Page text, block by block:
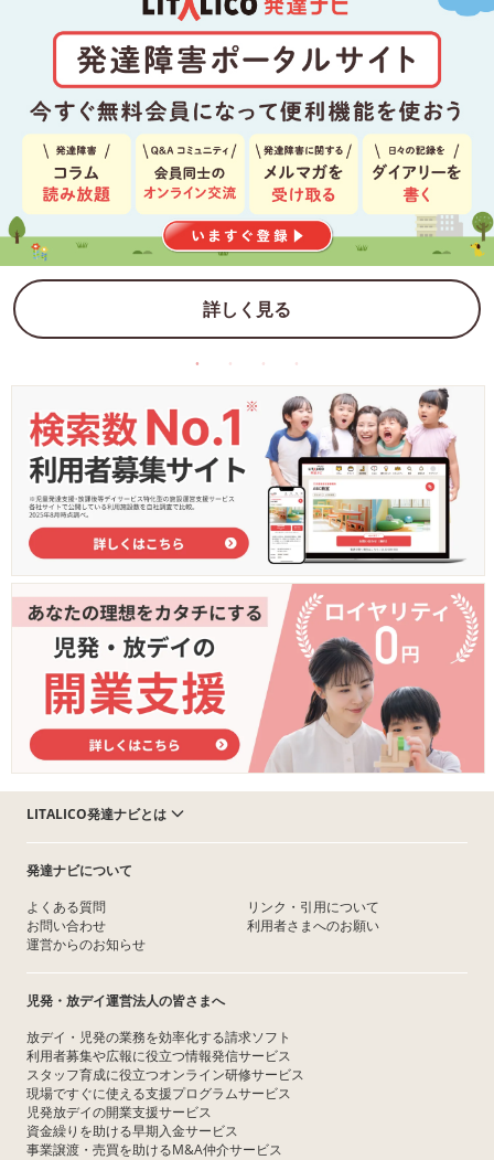
詳しく見る
LITALICO発達ナビとは
発達ナビについて
よくある質問
お問い合わせ
運営からのお知らせ
リンク・引用について
利用者さまへのお願い
児発・放デイ運営法人の皆さまへ
放デイ・児発の業務を効率化する請求ソフト
利用者募集や広報に役立つ情報発信サービス
スタッフ育成に役立つオンライン研修サービス
現場ですぐに使える支援プログラムサービス
児発放デイの開業支援サービス
資金繰りを助ける早期入金サービス
事業譲渡・売買を助けるM&A仲介サービス